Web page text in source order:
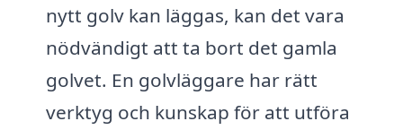
nytt golv kan läggas, kan det vara
nödvändigt att ta bort det gamla
golvet. En golvläggare har rätt
verktyg och kunskap för att utföra